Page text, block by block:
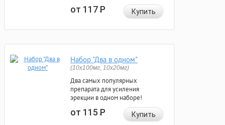
от 117Р Купить
Набор "Два в одном"
(10x100мг, 10x20мг)
Два самых популярных
препарата для усиления
эрекции в одном наборе!
от 115Р Купить